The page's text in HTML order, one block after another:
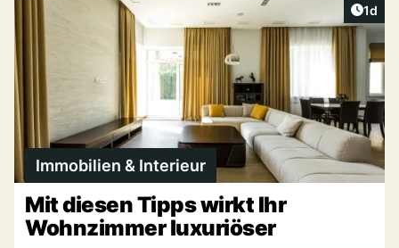
1d
Immobilien & Interieur
Mit diesen Tipps wirkt Ihr
Wohnzimmer luxuriöser